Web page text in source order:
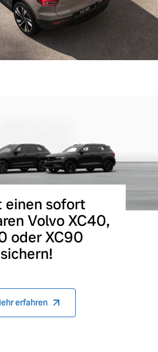
einen sofort
Volvo XC40,
oder XC90
sichern!
erfahren